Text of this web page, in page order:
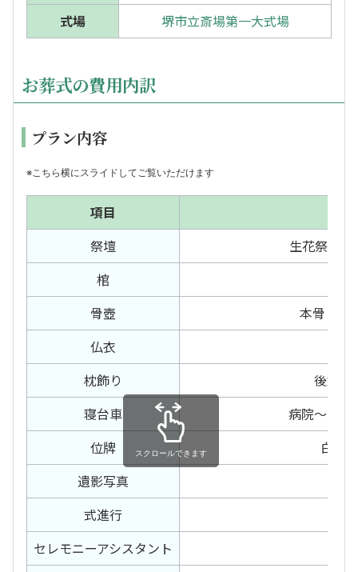
式場
堺市立斎場第一大式場
お葬式の費用内訳
プラン内容
※こちら横にスライドしてご覧いただけます
項目
祭壇
生花祭壇
棺
骨壺
本骨・胴
仏衣
枕飾り
後飾り
寝台車
病院～西榮
位牌
白木
遺影写真
式進行
セレモニーアシスタント
スクロールできます